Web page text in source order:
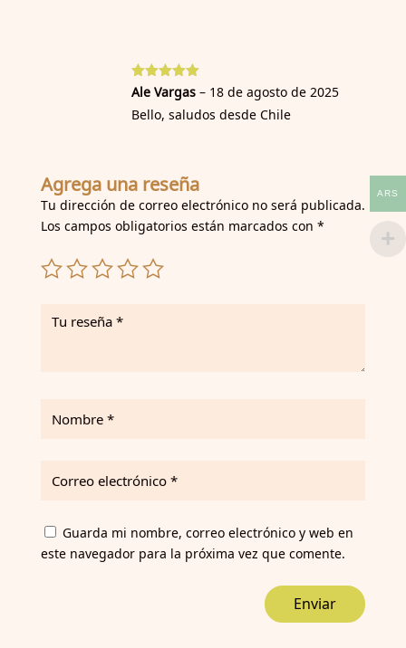
avaloración
de un
cliente
Valorado
de 5
Ale Vargas – 18 de agosto de 2025
Bello, saludos desde Chile
Agrega una reseña
Tu dirección de correo electrónico no será publicada.
Los campos obligatorios están marcados con *
Guarda mi nombre, correo electrónico y web en
este navegador para la próxima vez que comente.
Enviar
ARS